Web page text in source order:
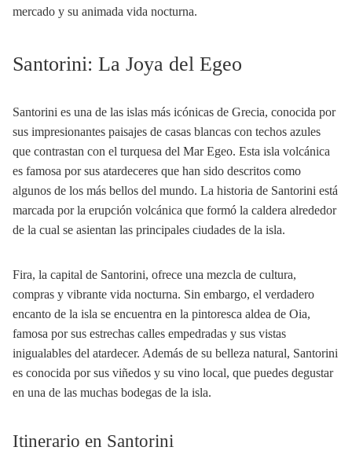
mercado y su animada vida nocturna.
Santorini: La Joya del Egeo
Santorini es una de las islas más icónicas de Grecia, conocida por
sus impresionantes paisajes de casas blancas con techos azules
que contrastan con el turquesa del Mar Egeo. Esta isla volcánica
es famosa por sus atardeceres que han sido descritos como
algunos de los más bellos del mundo. La historia de Santorini está
marcada por la erupción volcánica que formó la caldera alrededor
de la cual se asientan las principales ciudades de la isla.
Fira, la capital de Santorini, ofrece una mezcla de cultura,
compras y vibrante vida nocturna. Sin embargo, el verdadero
encanto de la isla se encuentra en la pintoresca aldea de Oia,
famosa por sus estrechas calles empedradas y sus vistas
inigualables del atardecer. Además de su belleza natural, Santorini
es conocida por sus viñedos y su vino local, que puedes degustar
en una de las muchas bodegas de la isla.
Itinerario en Santorini